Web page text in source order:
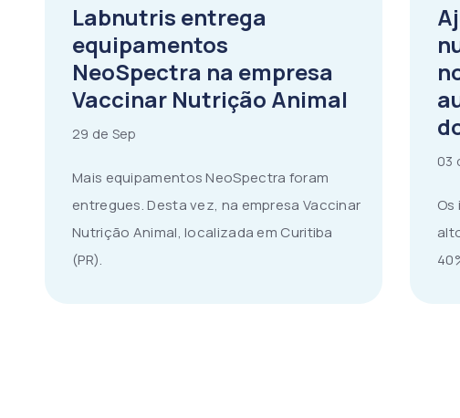
Labnutris entrega
equipamentos
NeoSpectra na empresa
Vaccinar Nutrição Animal
29 de Sep
Mais equipamentos NeoSpectra foram
entregues. Desta vez, na empresa Vaccinar
Nutrição Animal, localizada em Curitiba
(PR).
03